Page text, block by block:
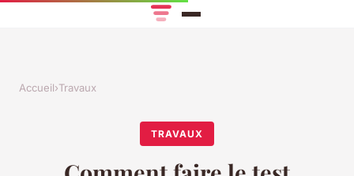
Accueil›Travaux
TRAVAUX